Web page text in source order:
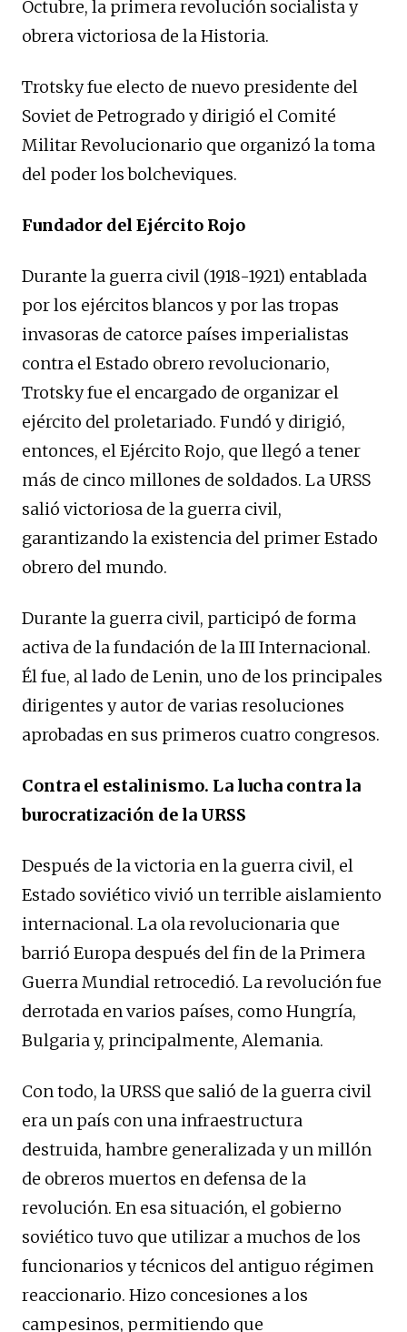
Octubre, la primera revolución socialista y
obrera victoriosa de la Historia.
Trotsky fue electo de nuevo presidente del
Soviet de Petrogrado y dirigió el Comité
Militar Revolucionario que organizó la toma
del poder los bolcheviques.
Fundador del Ejército Rojo
Durante la guerra civil (1918-1921) entablada
por los ejércitos blancos y por las tropas
invasoras de catorce países imperialistas
contra el Estado obrero revolucionario,
Trotsky fue el encargado de organizar el
ejército del proletariado. Fundó y dirigió,
entonces, el Ejército Rojo, que llegó a tener
más de cinco millones de soldados. La URSS
salió victoriosa de la guerra civil,
garantizando la existencia del primer Estado
obrero del mundo.
Durante la guerra civil, participó de forma
activa de la fundación de la III Internacional.
Él fue, al lado de Lenin, uno de los principales
dirigentes y autor de varias resoluciones
aprobadas en sus primeros cuatro congresos.
Contra el estalinismo. La lucha contra la
burocratización de la URSS
Después de la victoria en la guerra civil, el
Estado soviético vivió un terrible aislamiento
internacional. La ola revolucionaria que
barrió Europa después del fin de la Primera
Guerra Mundial retrocedió. La revolución fue
derrotada en varios países, como Hungría,
Bulgaria y, principalmente, Alemania.
Con todo, la URSS que salió de la guerra civil
era un país con una infraestructura
destruida, hambre generalizada y un millón
de obreros muertos en defensa de la
revolución. En esa situación, el gobierno
soviético tuvo que utilizar a muchos de los
funcionarios y técnicos del antiguo régimen
reaccionario. Hizo concesiones a los
campesinos, permitiendo que